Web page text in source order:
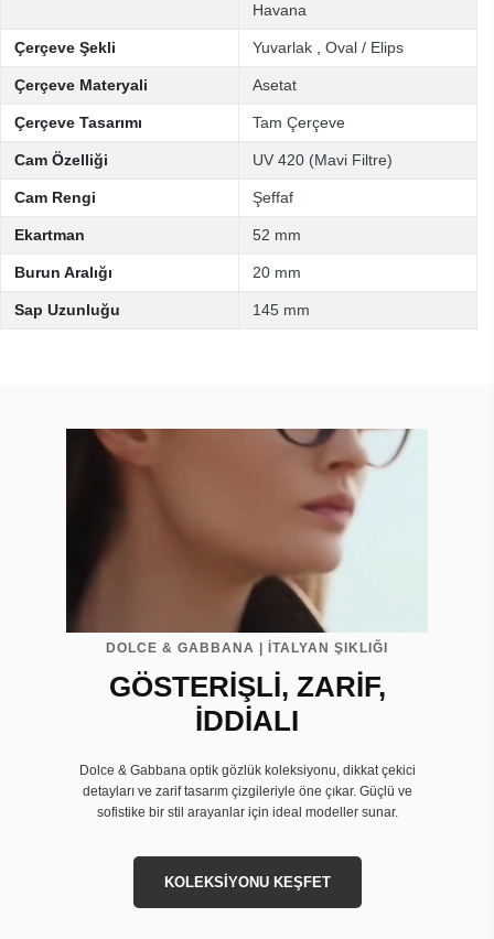
Havana
Çerçeve Şekli Yuvarlak Oval / Elips
Çerçeve Materyali Asetat
Çerçeve Tasarımı Tam Çerçeve
Cam Özelliği UV 420 (Mavi Filtre)
Cam Rengi Şeffaf
Ekartman 52 mm
Burun Aralığı 20 mm
Sap Uzunluğu 145 mm
DOLCE & GABBANA | İTALYAN ŞIKLIĞI
GÖSTERİŞLİ, ZARİF,
İDDİALI
Dolce & Gabbana optik gözlük koleksiyonu, dikkat çekici
detayları ve zarif tasarım çizgileriyle öne çıkar. Güçlü ve
sofistike bir stil arayanlar için ideal modeller sunar.
KOLEKSİYONU KEŞFET